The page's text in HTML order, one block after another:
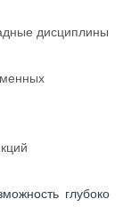
дисциплины
глубоко